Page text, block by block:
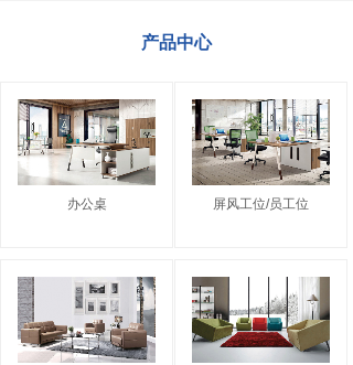
办公桌 屏风工位/员工位
产品中心